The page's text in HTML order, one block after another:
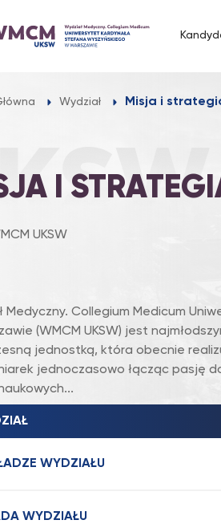
Wydział Misja i
I
UKSW
Medyczny. Collegium Medicum
(WMCM UKSW) jest
jednostką, która obecnie
jednoczasowo łącząc pasję
WYDZIAŁU
WYDZIAŁU